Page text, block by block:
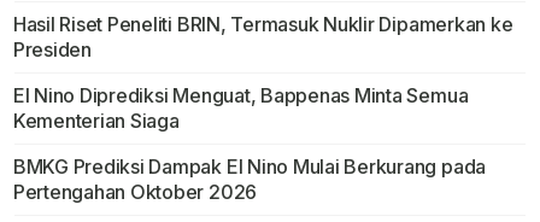
Hasil Riset Peneliti BRIN, Termasuk Nuklir Dipamerkan ke
Presiden
El Nino Diprediksi Menguat, Bappenas Minta Semua
Kementerian Siaga
BMKG Prediksi Dampak El Nino Mulai Berkurang pada
Pertengahan Oktober 2026